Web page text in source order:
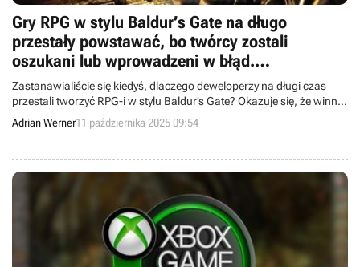
Gry RPG w stylu Baldur’s Gate na długo
przestały powstawać, bo twórcy zostali
oszukani lub wprowadzeni w błąd.
„Powiedzieli, żebyśmy im zaufali”
Zastanawialiście się kiedyś, dlaczego deweloperzy na długi czas
przestali tworzyć RPG-i w stylu Baldur’s Gate? Okazuje się, że winne
były sklepy z grami.
Adrian Werner11 października 2025 09:54